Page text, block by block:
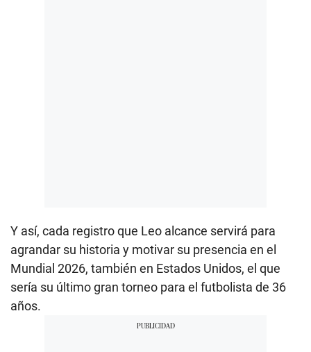
Y así, cada registro que Leo alcance servirá para
agrandar su historia y motivar su presencia en el
Mundial 2026, también en Estados Unidos, el que
sería su último gran torneo para el futbolista de 36
años.